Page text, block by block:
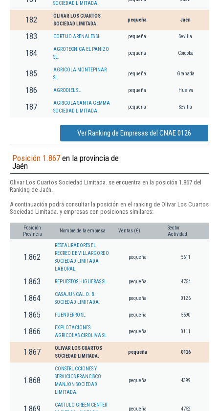
SOCIEDAD LIMITADA.
182
OLIVAR LOS CUARTOS
SOCIEDAD LIMITADA.
pequeña Jaén
183 CORTIJO ARENALES SL pequeña Sevilla
184
AGROTECNICA EL PANIZO
SL.
pequeña Córdoba
185
AGRICOLA MONTEPINAR
SL.
pequeña Granada
186 AGRODIEL SL pequeña Huelva
187
AGRICOLA SANTA GEMMA
SOCIEDAD LIMITADA.
pequeña Sevilla
Ver Ranking de Empresas del CNAE 0126
Posición 1.867 en la provincia de
Jaén
Olivar Los Cuartos Sociedad Limitada. se encuentra en la posición 1.867 del
Ranking de Jaén.
A continuación podrá consultar la posición en el ranking de Olivar Los Cuartos
Sociedad Limitada. y empresas con posiciones similares:
Posición
Provincia
Nombre de la empresa Ventas (€)
Sector
Actividad
1.862
RESTAURADORES EL
RECREO DE VILLARGORDO
SOCIEDAD LIMITADA
LABORAL.
pequeña 5611
1.863 REPUESTOS HIGUERAS SL pequeña 4754
1.864
CASAJUNCAL O. B.
SOCIEDAD LIMITADA.
pequeña 0126
1.865 FUENDERRO SL pequeña 5590
1.866
EXPLOTACIONES
AGRICOLAS CIROLIVA SL
pequeña 0111
1.867
OLIVAR LOS CUARTOS
SOCIEDAD LIMITADA.
pequeña 0126
1.868
CONSTRUCCIONES Y
SERVICIOS FRANCISCO
MANJON SOCIEDAD
LIMITADA.
pequeña 4399
1.869
CASTULO GREEN CENTER
pequeña 4752